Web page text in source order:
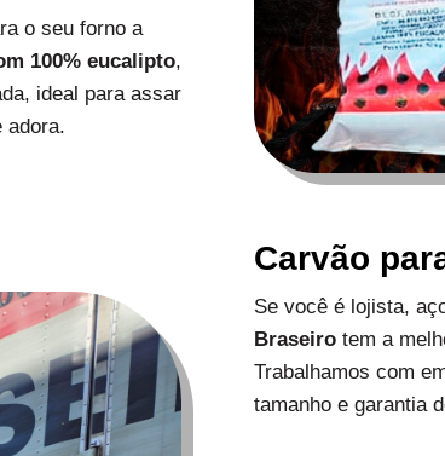
o seu forno a
100% eucalipto,
ideal para assar
adora.
Carvão
Se você é lojista,
Braseirotem a
Trabalhamos com
tamanho e garantia